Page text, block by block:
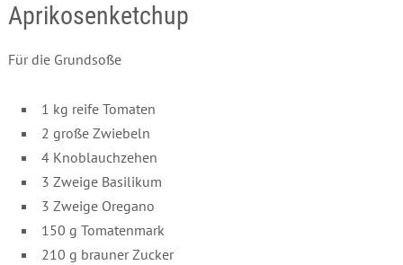
Aprikosenketchup
Für die Grundsoße
1 kg reife Tomaten
2 große Zwiebeln
4 Knoblauchzehen
3 Zweige Basilikum
3 Zweige Oregano
150 g Tomatenmark
210 g brauner Zucker